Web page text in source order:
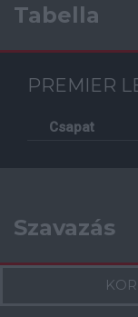
Tabella
PREMIER
Csapat
Szavazás